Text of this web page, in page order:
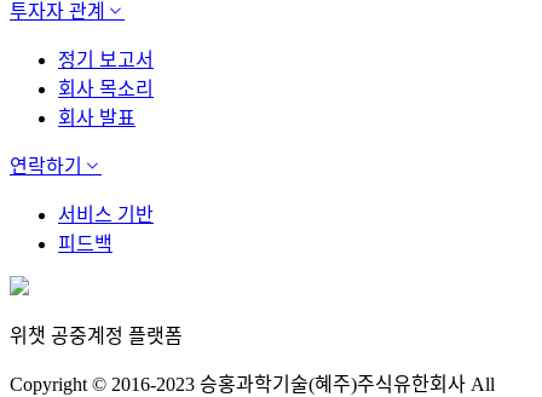
투자자 관계
정기 보고서
회사 목소리
회사 발표
연락하기
서비스 기반
피드백
위챗 공중계정 플랫폼
Copyright © 2016-2023 승홍과학기술(혜주)주식유한회사 All